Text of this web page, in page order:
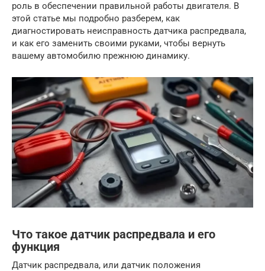
роль в обеспечении правильной работы двигателя. В
этой статье мы подробно разберем, как
диагностировать неисправность датчика распредвала,
и как его заменить своими руками, чтобы вернуть
вашему автомобилю прежнюю динамику.
Что такое датчик распредвала и его
функция
Датчик распредвала, или датчик положения